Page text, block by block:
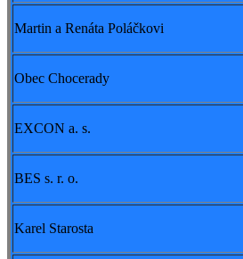
Martin a Renáta Poláčkovi
Obec Chocerady
EXCON a. s.
BES s. r. o.
Karel Starosta